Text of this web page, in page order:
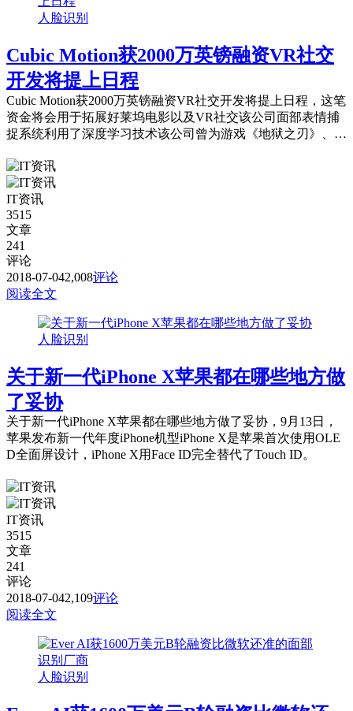
人脸识别
Cubic Motion获2000万英镑融资VR社交
开发将提上日程
Cubic Motion获2000万英镑融资VR社交开发将提上日程，这笔
资金将会用于拓展好莱坞电影以及VR社交该公司面部表情捕
捉系统利用了深度学习技术该公司曾为游戏《地狱之刃》、
IT资讯
3515
文章
241
评论
2018-07-042,008评论
阅读全文
人脸识别
关于新一代iPhone X苹果都在哪些地方做
了妥协
关于新一代iPhone X苹果都在哪些地方做了妥协，9月13日，
苹果发布新一代年度iPhone机型iPhone X是苹果首次使用OLE
D全面屏设计，iPhone X用Face ID完全替代了Touch ID。
IT资讯
3515
文章
241
评论
2018-07-042,109评论
阅读全文
人脸识别